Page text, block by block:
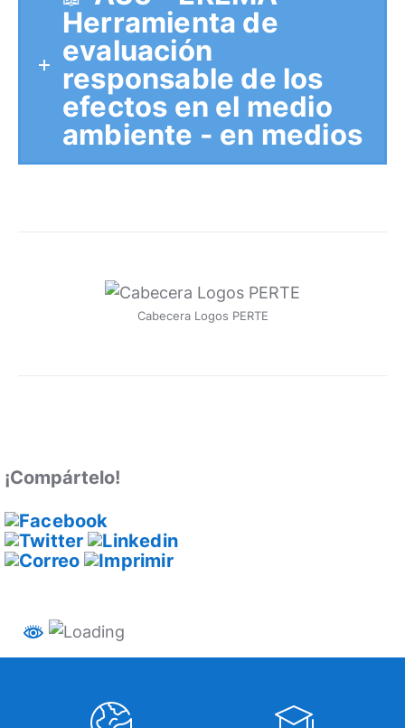
Herramienta de
evaluación
responsable de los
efectos en el medio
ambiente - en medios
Cabecera Logos PERTE
¡Compártelo!